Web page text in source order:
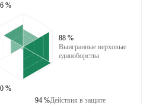
%
%
Выигранные верховые
единоборства
88 %
Действия в защите
94 %